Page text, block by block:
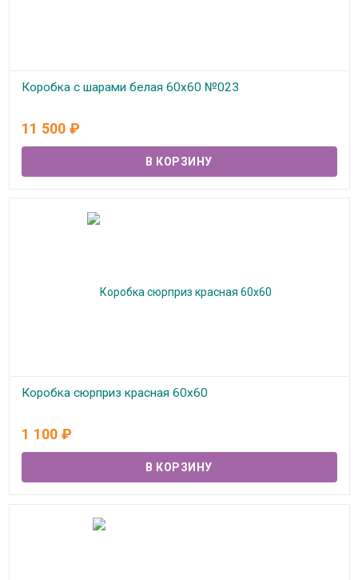
Коробка с шарами белая 60х60 №023
11 500 ₽
Коробка сюрприз красная 60х60
1 100 ₽